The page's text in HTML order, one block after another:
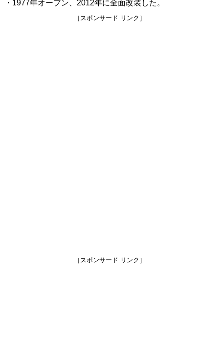
・1977年オープン、2012年に全面改装した。
［スポンサード リンク］
［スポンサード リンク］